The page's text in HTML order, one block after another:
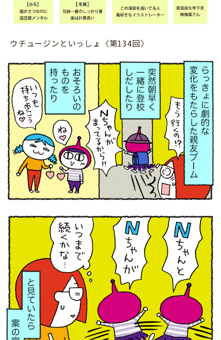
ウチュージンといっしょ〈第134回〉